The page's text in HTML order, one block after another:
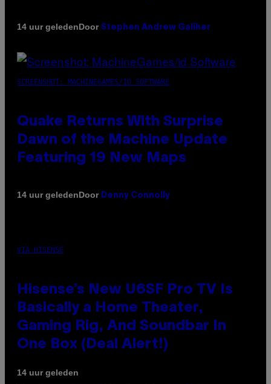
14 uur geledenDoor Stephen Andrew Galiher
SCREENSHOT: MACHINEGAMES/ID SOFTWARE
Quake Returns With Surprise
Dawn of the Machine Update
Featuring 19 New Maps
14 uur geledenDoor Denny Connolly
VIA HISENSE
Hisense’s New U6SF Pro TV Is
Basically a Home Theater,
Gaming Rig, And Soundbar In
One Box (Deal Alert!)
14 uur geleden